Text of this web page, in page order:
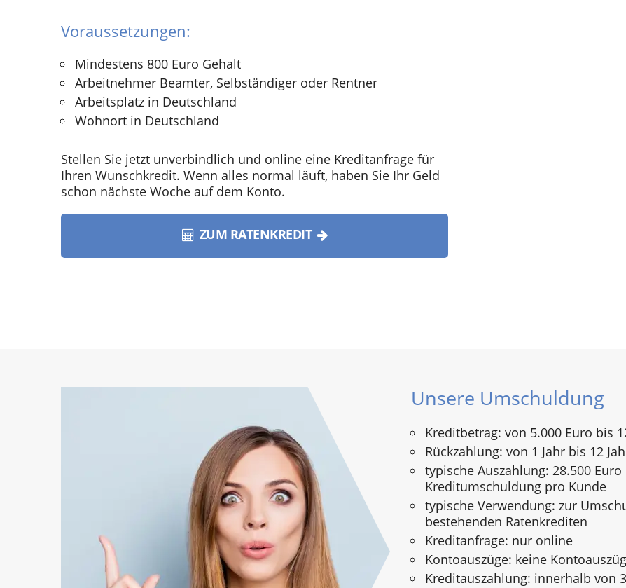
Voraussetzungen:
Mindestens 800 Euro Gehalt
Arbeitnehmer Beamter, Selbständiger oder Rentner
Arbeitsplatz in Deutschland
Wohnort in Deutschland
Stellen Sie jetzt unverbindlich und online eine Kreditanfrage für
Ihren Wunschkredit. Wenn alles normal läuft, haben Sie Ihr Geld
schon nächste Woche auf dem Konto.
ZUM RATENKREDIT
Unsere Umschuldung
Kreditbetrag: von 5.000 Euro bis
Rückzahlung: von 1 Jahr bis 12
typische Auszahlung: 28.500
Kreditumschuldung pro Kunde
typische Verwendung: zur
bestehenden Ratenkrediten
Kreditanfrage: nur online
Kontoauszüge: keine
Kreditauszahlung: innerhalb von